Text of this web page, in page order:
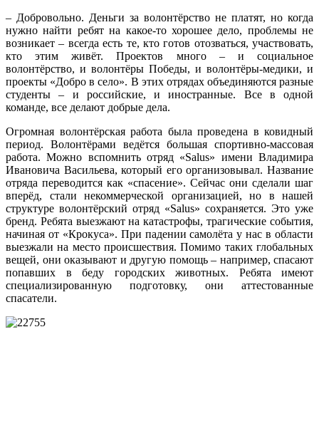
– Добровольно. Деньги за волонтёрство не платят, но когда
нужно найти ребят на какое-то хорошее дело, проблемы не
возникает – всегда есть те, кто готов отозваться, участвовать,
кто этим живёт. Проектов много – и социальное
волонтёрство, и волонтёры Победы, и волонтёры-медики, и
проекты «Добро в село». В этих отрядах объединяются разные
студенты – и российские, и иностранные. Все в одной
команде, все делают добрые дела.
Огромная волонтёрская работа была проведена в ковидный
период. Волонтёрами ведётся большая спортивно-массовая
работа. Можно вспомнить отряд «Salus» имени Владимира
Ивановича Васильева, который его организовывал. Название
отряда переводится как «спасение». Сейчас они сделали шаг
вперёд, стали некоммерческой организацией, но в нашей
структуре волонтёрский отряд «Salus» сохраняется. Это уже
бренд. Ребята выезжают на катастрофы, трагические события,
начиная от «Крокуса». При падении самолёта у нас в области
выезжали на место происшествия. Помимо таких глобальных
вещей, они оказывают и другую помощь – например, спасают
попавших в беду городских животных. Ребята имеют
специализированную подготовку, они аттестованные
спасатели.